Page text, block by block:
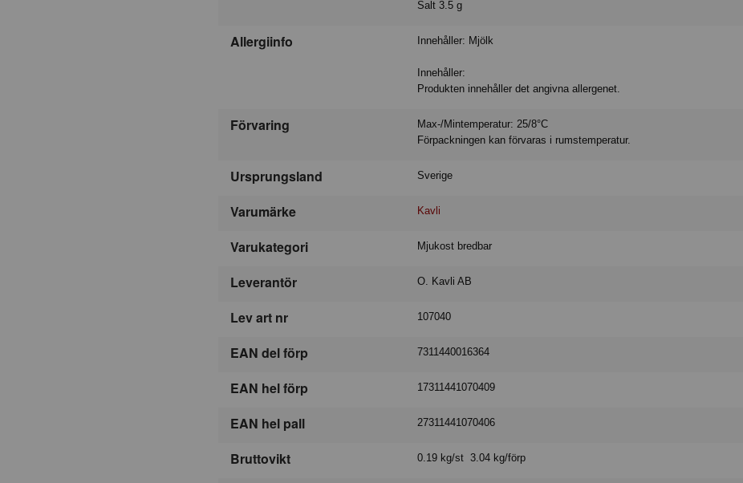
Salt 3.5 g
Allergiinfo Innehåller: Mjölk
Innehåller:
Produkten innehåller det angivna allergenet.
Förvaring
Max-/Mintemperatur: 25/8°C
Förpackningen kan förvaras i rumstemperatur.
Ursprungsland Sverige
Varumärke Kavli
Varukategori Mjukost bredbar
Leverantör O. Kavli AB
Lev art nr 107040
EAN del förp 7311440016364
EAN hel förp 17311441070409
EAN hel pall 27311441070406
Bruttovikt 0.19 kg/st 3.04 kg/förp